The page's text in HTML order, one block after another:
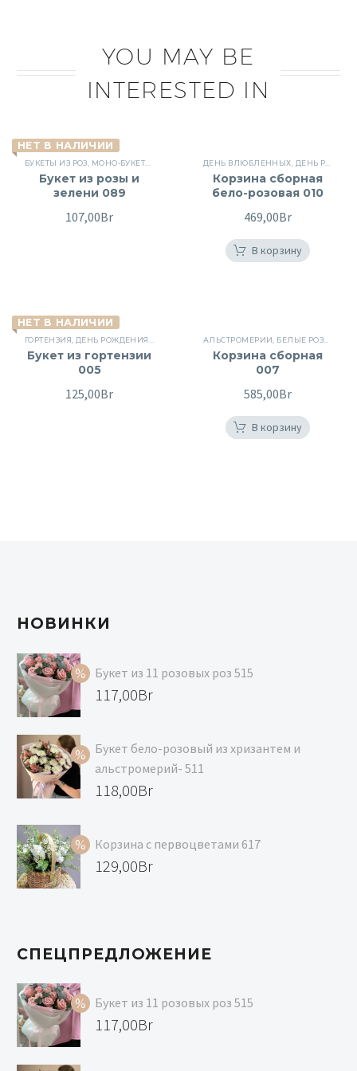
YOU MAY BE
INTERESTED IN
НЕТ В НАЛИЧИИ
БУКЕТЫ ИЗ РОЗ, МОНО-БУКЕТЫ РОЗЫ,СБОРНЫЕ БУКЕТЫ,ЦВЕТЫ
Букет из розы и
зелени 089
107,00Br
ДЕНЬ ВЛЮБЛЕННЫХ, ДЕНЬ РОЖДЕНИЯ
Корзина сборная
бело-розовая 010
469,00Br
В корзину
НЕТ В НАЛИЧИИ
ГОРТЕНЗИЯ, ДЕНЬ РОЖДЕНИЯ,ПИОНОВИДНЫЕ РОЗЫ,ПОВОД,РОЗЫ ,СБОРНЫЕ
Букет из гортензии
005
125,00Br
АЛЬСТРОМЕРИИ, БЕЛЫЕ РОЗЫ
Корзина сборная
007
585,00Br
В корзину
НОВИНКИ
Букет из 11 розовых роз 515
Первоначальная
составляла
133,00Br.
117,00Br
цена:
117,00Br.
Букет бело-розовый из хризантем и
альстромерий- 511
Первоначальная
составляла
129,00Br.
118,00Br
цена:
118,00Br.
Корзина с первоцветами 617
Первоначальная
129,00Br
СПЕЦПРЕДЛОЖЕНИЕ
Букет из 11 розовых роз 515
Первоначальная
117,00Br